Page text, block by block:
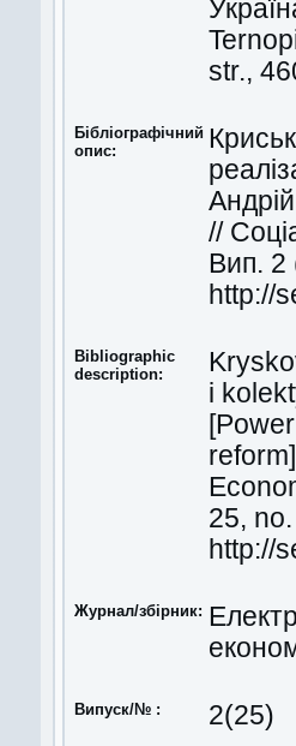
str.,
Бібліографічний
опис:
//
Вип.
http://
Bibliographic
description:
i
25,
http://
Журнал/збірник:
Випуск/№ : 2(25)